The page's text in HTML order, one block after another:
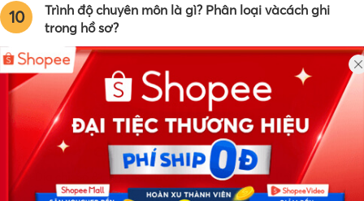
10
Trình độ chuyên môn là gì? Phân loại vàcách ghi
trong hồ sơ?
Công ty TNHH Eyeplus Online
Địa chỉ: Số 81, ngõ 68, đường Cầu Giấy, Tổ 05, Phường Quan
Hoa, Quận Cầu Giấy, TP Hà Nội, Việt Nam